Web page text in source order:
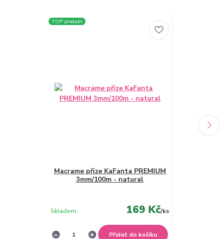
TOP produkt
Macrame příze KaFanta PREMIUM
3mm/100m - natural
169 Kč/ks
Skladem
Přidat do košíku